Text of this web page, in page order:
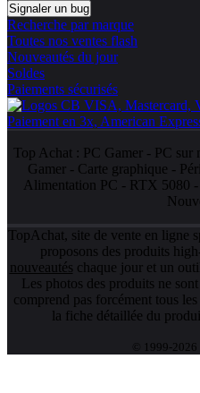
Signaler un bug
Recherche par marque
Toutes nos ventes flash
Nouveautés du jour
Soldes
Paiements sécurisés
Top Achat : PC Gamer- PC sur
Gamer - Carte graphique -
Alimentation PC - RTX 5080 -
TopAchat, site de vente en ligne
proposons des produits
nouveautés chaque jour et un
Les photos des produits ne
comprend pas forcément tous
la fiche détaillée du
© 1999-